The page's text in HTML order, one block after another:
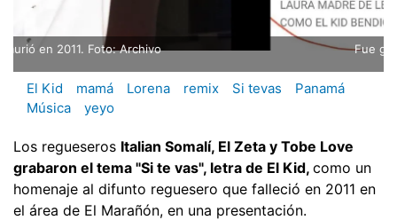
Fue grabada como homenaje.
El Kid mamá Lorena remix Si tevas
Panamá
Música
yeyo
Los regueseros Italian Somalí, El Zeta y Tobe Love
grabaron el tema "Si te vas", letra de El Kid, como un
homenaje al difunto reguesero que falleció en 2011 en
el área de El Marañón, en una presentación.